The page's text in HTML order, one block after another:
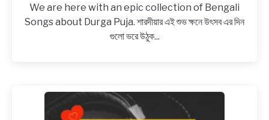
টি
দূর্গা
পূজার
Bengali
We are here with an epic collection of Bengali
Songs about Durga Puja. শারদীয়ার এই শুভ ক্ষনে উৎসব এর দিন
গুলো ভরে উঠুক...